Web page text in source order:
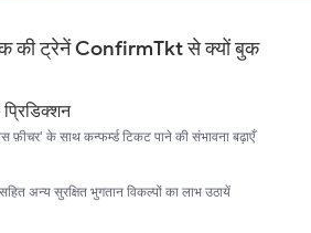
की ट्रेनें ConfirmTkt से क्यों बुक
फ़ीचर' के साथ कन्फर्म्ड टिकट पाने की संभावना बढ़ाएँ
अन्य सुरक्षित भुगतान विकल्पों का लाभ उठायें